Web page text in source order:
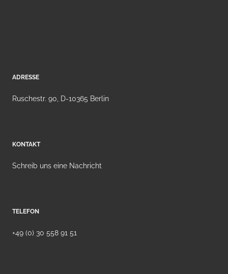
ADRESSE
Ruschestr. 90, D-10365 Berlin
KONTAKT
Schreib uns eine Nachricht
TELEFON
+49 (0) 30 558 91 51